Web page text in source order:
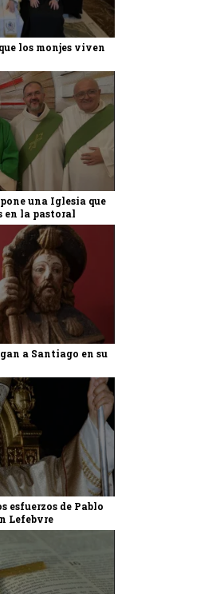
los monjes viven
una Iglesia que
en la pastoral
a Santiago en su
esfuerzos de Pablo
Lefebvre